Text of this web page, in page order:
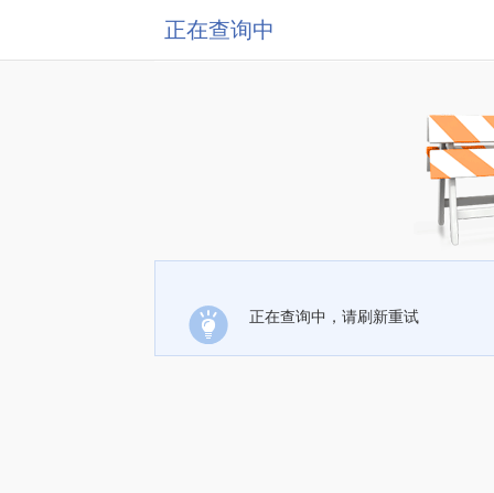
正在查询中
正在查询中，请刷新重试